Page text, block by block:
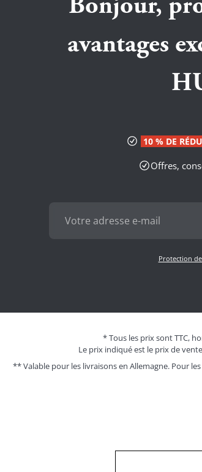
Bonjour,
avantages
10 % DE
Offres,
Protection
* Tous les prix sont TTC,
Le prix indiqué est le prix de
** Valable pour les livraisons en Allemagne. Pour